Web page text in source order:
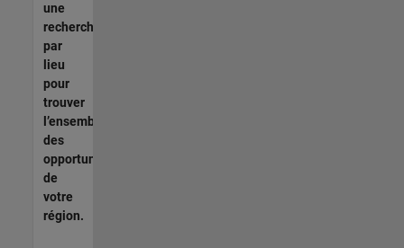
une
recherche
par
lieu
pour
trouver
l’ensemble
des
opportunités
de
votre
région.